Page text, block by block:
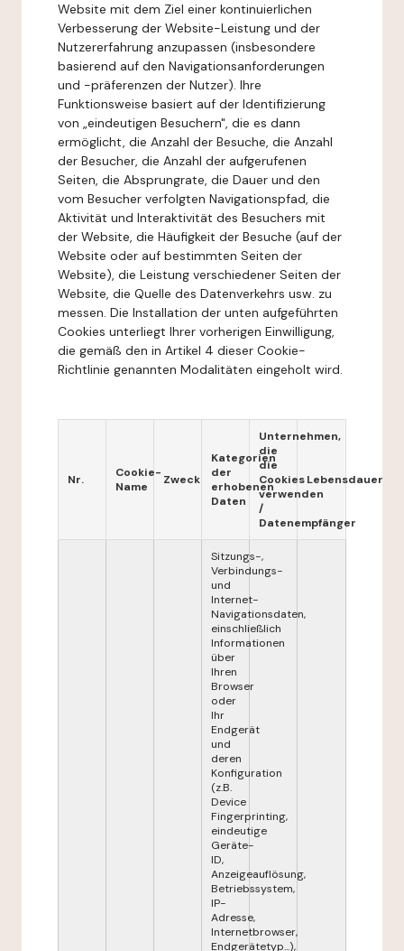
Website mit dem Ziel einer kontinuierlichen
Verbesserung der Website-Leistung und der
Nutzererfahrung anzupassen (insbesondere
basierend auf den Navigationsanforderungen
und -präferenzen der Nutzer). Ihre
Funktionsweise basiert auf der Identifizierung
von „eindeutigen Besuchern", die es dann
ermöglicht, die Anzahl der Besuche, die Anzahl
der Besucher, die Anzahl der aufgerufenen
Seiten, die Absprungrate, die Dauer und den
vom Besucher verfolgten Navigationspfad, die
Aktivität und Interaktivität des Besuchers mit
der Website, die Häufigkeit der Besuche (auf der
Website oder auf bestimmten Seiten der
Website), die Leistung verschiedener Seiten der
Website, die Quelle des Datenverkehrs usw. zu
messen. Die Installation der unten aufgeführten
Cookies unterliegt Ihrer vorherigen Einwilligung,
die gemäß den in Artikel 4 dieser Cookie-
Richtlinie genannten Modalitäten eingeholt wird.
Nr.
Cookie-
Name
Zweck
Kategorien
der
erhobenen
Daten
Unternehmen,
die
die
Cookies
verwenden
/
Datenempfänger
Lebensdauer
Sitzungs-,
Verbindungs-
und
Internet-
Navigationsdaten,
einschließlich
Informationen
über
Ihren
Browser
oder
Ihr
Endgerät
und
deren
Konfiguration
(z.B.
Device
Fingerprinting,
eindeutige
Geräte-
ID,
Anzeigeauflösung,
Betriebssystem,
IP-
Adresse,
Internetbrowser,
Endgerätetyp...),